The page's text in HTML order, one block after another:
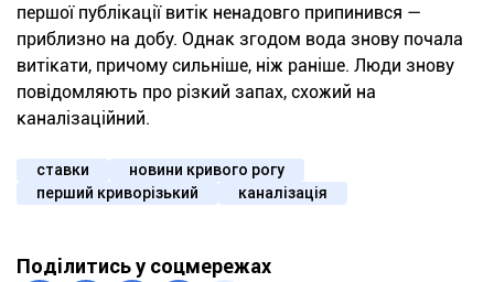
першої публікації витік ненадовго припинився —
приблизно на добу. Однак згодом вода знову почала
витікати, причому сильніше, ніж раніше. Люди знову
повідомляють про різкий запах, схожий на
каналізаційний.
ставки
новини кривого рогу
перший криворізький
каналізація
Поділитись у соцмережах